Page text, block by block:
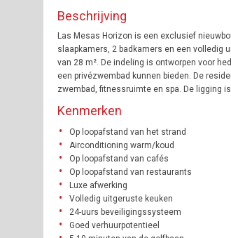
Beschrijving
Las Mesas Horizon is een exclusief
slaapkamers, 2 badkamers en een volledig
van 28 m². De indeling is ontworpen voor
een privézwembad kunnen bieden. De
zwembad, fitnessruimte en spa. De ligging
Kenmerken
Op loopafstand van het strand
Airconditioning warm/koud
Op loopafstand van cafés
Op loopafstand van restaurants
Luxe afwerking
Volledig uitgeruste keuken
24-uurs beveiligingssysteem
Goed verhuurpotentieel